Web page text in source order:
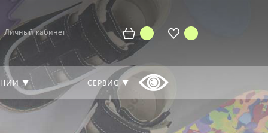
Личный кабинет
▼ СЕРВИС ▼